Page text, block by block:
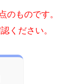
のものです。
ください。